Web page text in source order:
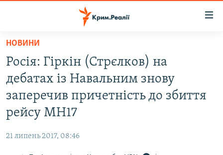
Перейти
основного
матеріалу
до
основної
Перейти
ВОДА.КРИМ
ПОЛІТИКА
НОВИНИ
Росія: Гіркін (Стрєлков) на
дебатах із Навальним знову
заперечив причетність до збиття
рейсу MH17
21 липень 2017, 08:46